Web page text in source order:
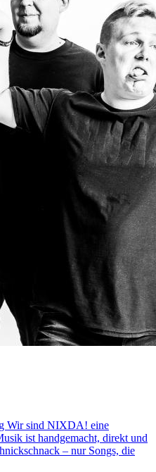
Wir sind NIXDA! eine
ist handgemacht, direkt und
– nur Songs, die